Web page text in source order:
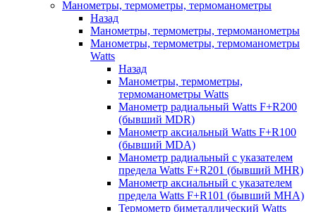
Манометры, термометры, термоманометры
Назад
Манометры, термометры, термоманометры
Манометры, термометры, термоманометры
Watts
Назад
Манометры, термометры,
термоманометры Watts
Манометр радиальный Watts F+R200
(бывший MDR)
Манометр аксиальный Watts F+R100
(бывший MDA)
Манометр радиальный с указателем
предела Watts F+R201 (бывший MHR)
Манометр аксиальный с указателем
предела Watts F+R101 (бывший MHA)
Термометр биметаллический Watts